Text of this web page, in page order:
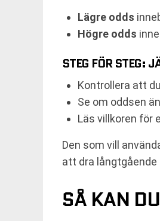
Lägre odds
Högre odds
STEG FÖR STEG:
Kontrollera att
Se om oddsen
Läs villkoren för
Den som vill
att dra
SÅ KAN